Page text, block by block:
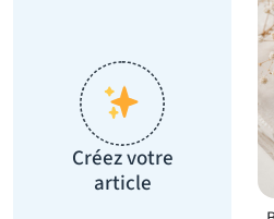
Créez votre
article